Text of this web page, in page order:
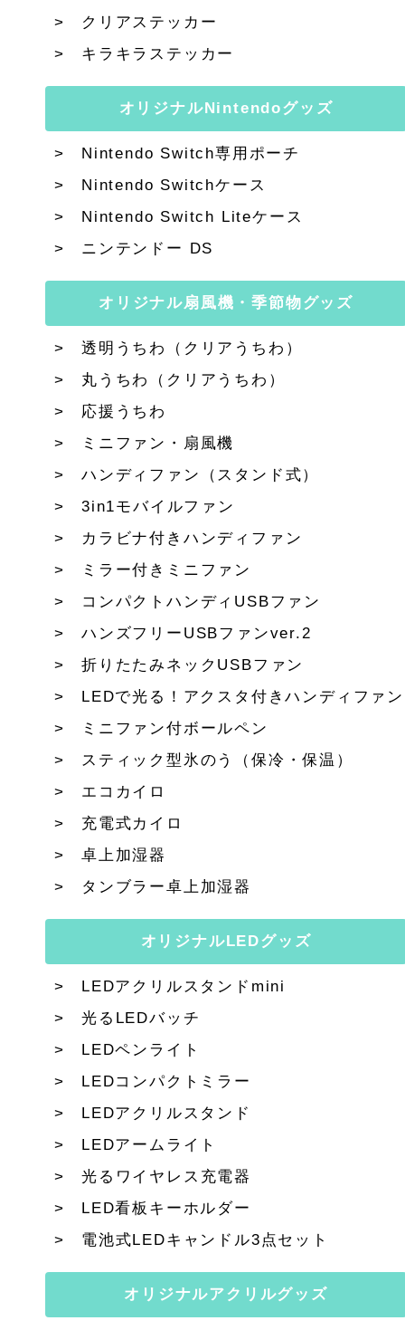
クリアステッカー
キラキラステッカー
オリジナルNintendoグッズ
Nintendo Switch専用ポーチ
Nintendo Switchケース
Nintendo Switch Liteケース
ニンテンドー DS
オリジナル扇風機・季節物グッズ
透明うちわ（クリアうちわ）
丸うちわ（クリアうちわ）
応援うちわ
ミニファン・扇風機
ハンディファン（スタンド式）
3in1モバイルファン
カラビナ付きハンディファン
ミラー付きミニファン
コンパクトハンディUSBファン
ハンズフリーUSBファンver.2
折りたたみネックUSBファン
LEDで光る！アクスタ付きハンディファン
ミニファン付ボールペン
スティック型氷のう（保冷・保温）
エコカイロ
充電式カイロ
卓上加湿器
タンブラー卓上加湿器
オリジナルLEDグッズ
LEDアクリルスタンドmini
光るLEDバッチ
LEDペンライト
LEDコンパクトミラー
LEDアクリルスタンド
LEDアームライト
光るワイヤレス充電器
LED看板キーホルダー
電池式LEDキャンドル3点セット
オリジナルアクリルグッズ